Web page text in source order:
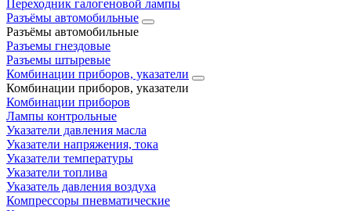
Переходник галогеновой лампы
Разъёмы автомобильные
Разъёмы автомобильные
Разъемы гнездовые
Разъемы штыревые
Комбинации приборов, указатели
Комбинации приборов, указатели
Комбинации приборов
Лампы контрольные
Указатели давления масла
Указатели напряжения, тока
Указатели температуры
Указатели топлива
Указатель давления воздуха
Компрессоры пневматические